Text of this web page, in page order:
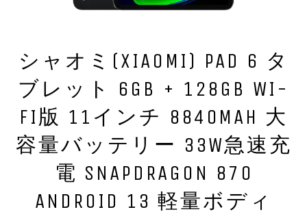
シャオミ(XIAOMI) PAD 6 タ
ブレット 6GB + 128GB WI-
FI版 11インチ 8840MAH 大
容量バッテリー 33W急速充
電 SNAPDRAGON 870
ANDROID 13 軽量ボディ